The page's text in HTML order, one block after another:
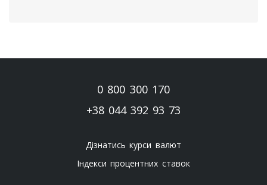
0 800 300 170
+38 044 392 93 73
Дізнатись курси валют
Індекси процентних ставок